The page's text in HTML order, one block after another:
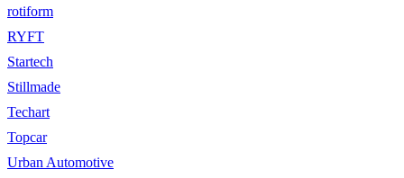
rotiform
RYFT
Startech
Stillmade
Techart
Topcar
Urban Automotive